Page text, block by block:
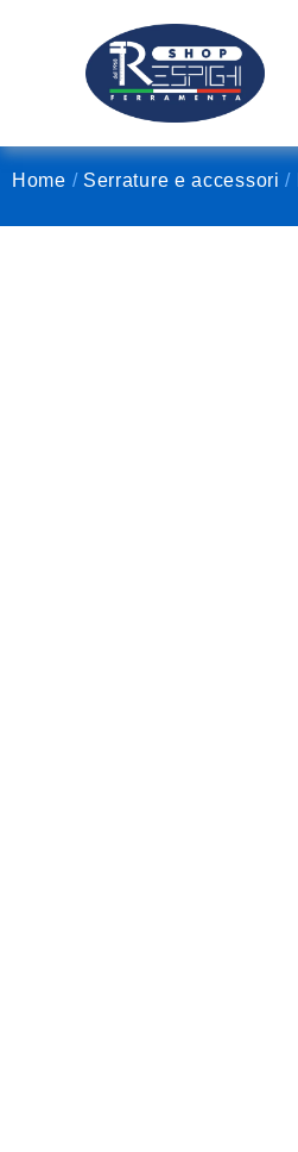
Home / Serrature e accessori /